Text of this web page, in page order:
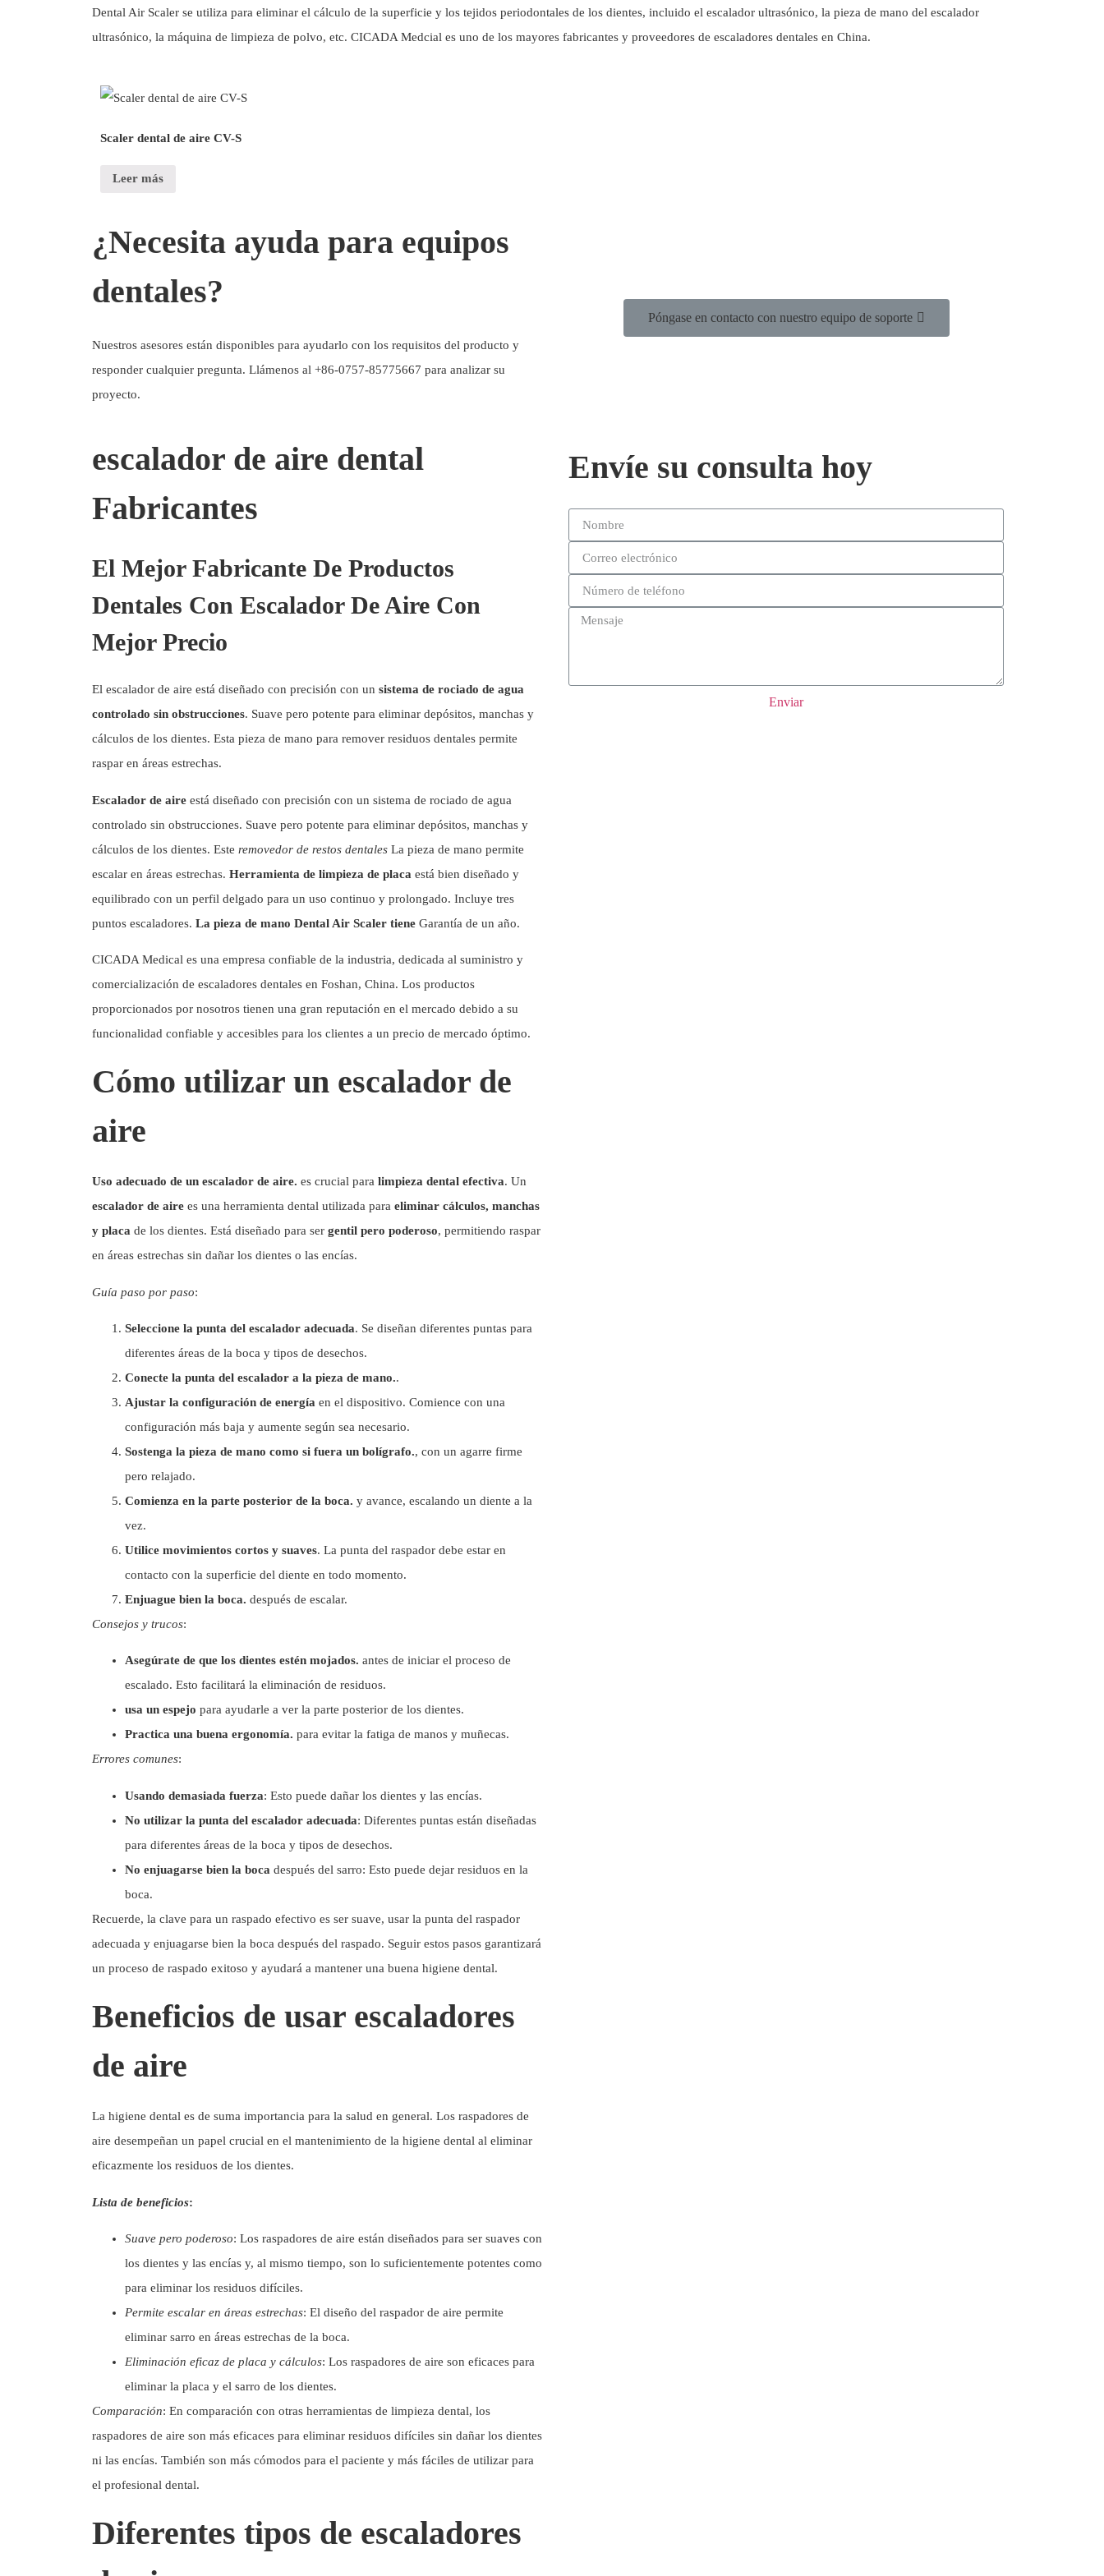
Dental Air Scaler se utiliza para eliminar el cálculo de la superficie y los tejidos periodontales de los dientes, incluido el escalador ultrasónico, la pieza de mano del escalador
ultrasónico, la máquina de limpieza de polvo, etc. CICADA Medcial es uno de los mayores fabricantes y proveedores de escaladores dentales en China.
Scaler dental de aire CV-S
Leer más
¿Necesita ayuda para equipos
dentales?
Nuestros asesores están disponibles para ayudarlo con los requisitos del producto y
responder cualquier pregunta. Llámenos al +86-0757-85775667 para analizar su
proyecto.
Póngase en contacto con nuestro equipo de soporte
escalador de aire dental
Fabricantes
El Mejor Fabricante De Productos
Dentales Con Escalador De Aire Con
Mejor Precio
El escalador de aire está diseñado con precisión con un sistema de rociado de agua
controlado sin obstrucciones. Suave pero potente para eliminar depósitos, manchas y
cálculos de los dientes. Esta pieza de mano para remover residuos dentales permite
raspar en áreas estrechas.
Escalador de aire está diseñado con precisión con un sistema de rociado de agua
controlado sin obstrucciones. Suave pero potente para eliminar depósitos, manchas y
cálculos de los dientes. Este removedor de restos dentales La pieza de mano permite
escalar en áreas estrechas. Herramienta de limpieza de placa está bien diseñado y
equilibrado con un perfil delgado para un uso continuo y prolongado. Incluye tres
puntos escaladores. La pieza de mano Dental Air Scaler tiene Garantía de un año.
CICADA Medical es una empresa confiable de la industria, dedicada al suministro y
comercialización de escaladores dentales en Foshan, China. Los productos
proporcionados por nosotros tienen una gran reputación en el mercado debido a su
funcionalidad confiable y accesibles para los clientes a un precio de mercado óptimo.
Cómo utilizar un escalador de
aire
Uso adecuado de un escalador de aire. es crucial para limpieza dental efectiva. Un
escalador de aire es una herramienta dental utilizada para eliminar cálculos, manchas
y placa de los dientes. Está diseñado para ser gentil pero poderoso, permitiendo raspar
en áreas estrechas sin dañar los dientes o las encías.
Guía paso por paso:
Seleccione la punta del escalador adecuada. Se diseñan diferentes puntas para
diferentes áreas de la boca y tipos de desechos.
Conecte la punta del escalador a la pieza de mano..
Ajustar la configuración de energía en el dispositivo. Comience con una
configuración más baja y aumente según sea necesario.
Sostenga la pieza de mano como si fuera un bolígrafo., con un agarre firme
pero relajado.
Comienza en la parte posterior de la boca. y avance, escalando un diente a la
vez.
Utilice movimientos cortos y suaves. La punta del raspador debe estar en
contacto con la superficie del diente en todo momento.
Enjuague bien la boca. después de escalar.
Consejos y trucos:
Asegúrate de que los dientes estén mojados. antes de iniciar el proceso de
escalado. Esto facilitará la eliminación de residuos.
usa un espejo para ayudarle a ver la parte posterior de los dientes.
Practica una buena ergonomía. para evitar la fatiga de manos y muñecas.
Errores comunes:
Usando demasiada fuerza: Esto puede dañar los dientes y las encías.
No utilizar la punta del escalador adecuada: Diferentes puntas están diseñadas
para diferentes áreas de la boca y tipos de desechos.
No enjuagarse bien la boca después del sarro: Esto puede dejar residuos en la
boca.
Recuerde, la clave para un raspado efectivo es ser suave, usar la punta del raspador
adecuada y enjuagarse bien la boca después del raspado. Seguir estos pasos garantizará
un proceso de raspado exitoso y ayudará a mantener una buena higiene dental.
Beneficios de usar escaladores
de aire
La higiene dental es de suma importancia para la salud en general. Los raspadores de
aire desempeñan un papel crucial en el mantenimiento de la higiene dental al eliminar
eficazmente los residuos de los dientes.
Lista de beneficios:
Suave pero poderoso: Los raspadores de aire están diseñados para ser suaves con
los dientes y las encías y, al mismo tiempo, son lo suficientemente potentes como
para eliminar los residuos difíciles.
Permite escalar en áreas estrechas: El diseño del raspador de aire permite
eliminar sarro en áreas estrechas de la boca.
Eliminación eficaz de placa y cálculos: Los raspadores de aire son eficaces para
eliminar la placa y el sarro de los dientes.
Comparación: En comparación con otras herramientas de limpieza dental, los
raspadores de aire son más eficaces para eliminar residuos difíciles sin dañar los dientes
ni las encías. También son más cómodos para el paciente y más fáciles de utilizar para
el profesional dental.
Diferentes tipos de escaladores
Envíe su consulta hoy
Enviar